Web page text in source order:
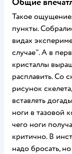
Такое
пункты.
видах
случае". А в
кристаллы
расплавить. Со
рисунок
вставлять
ноги в тазовой
чего ноги
критично. В
надо бросать,